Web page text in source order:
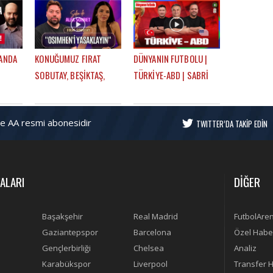
FUTBOLARENA GÜNDEM
DOĞRU | MEHMET AYAN,
GÖKHAN DİNÇ
KONUĞUMUZ FIRAT
SOBUTAY, BEŞİKTAŞ,
MONTELLA, EN GURME
DEPLASMAN | SELEN İLE
ALFA SOHBET
DÜNYANIN FUTBOLU |
TÜRKİYE-ABD | SABRİ
ŞENTÜRK, MEHMET AYAN
AA resmi abonesidir TWITTER’DA TAKİP EDİN
Başakşehir
Real Madrid
Gaziantepspor
Barcelona
Gençlerbirliği
Chelsea
Karabükspor Liverpool
DİĞER
Özel
Analiz
Transfer